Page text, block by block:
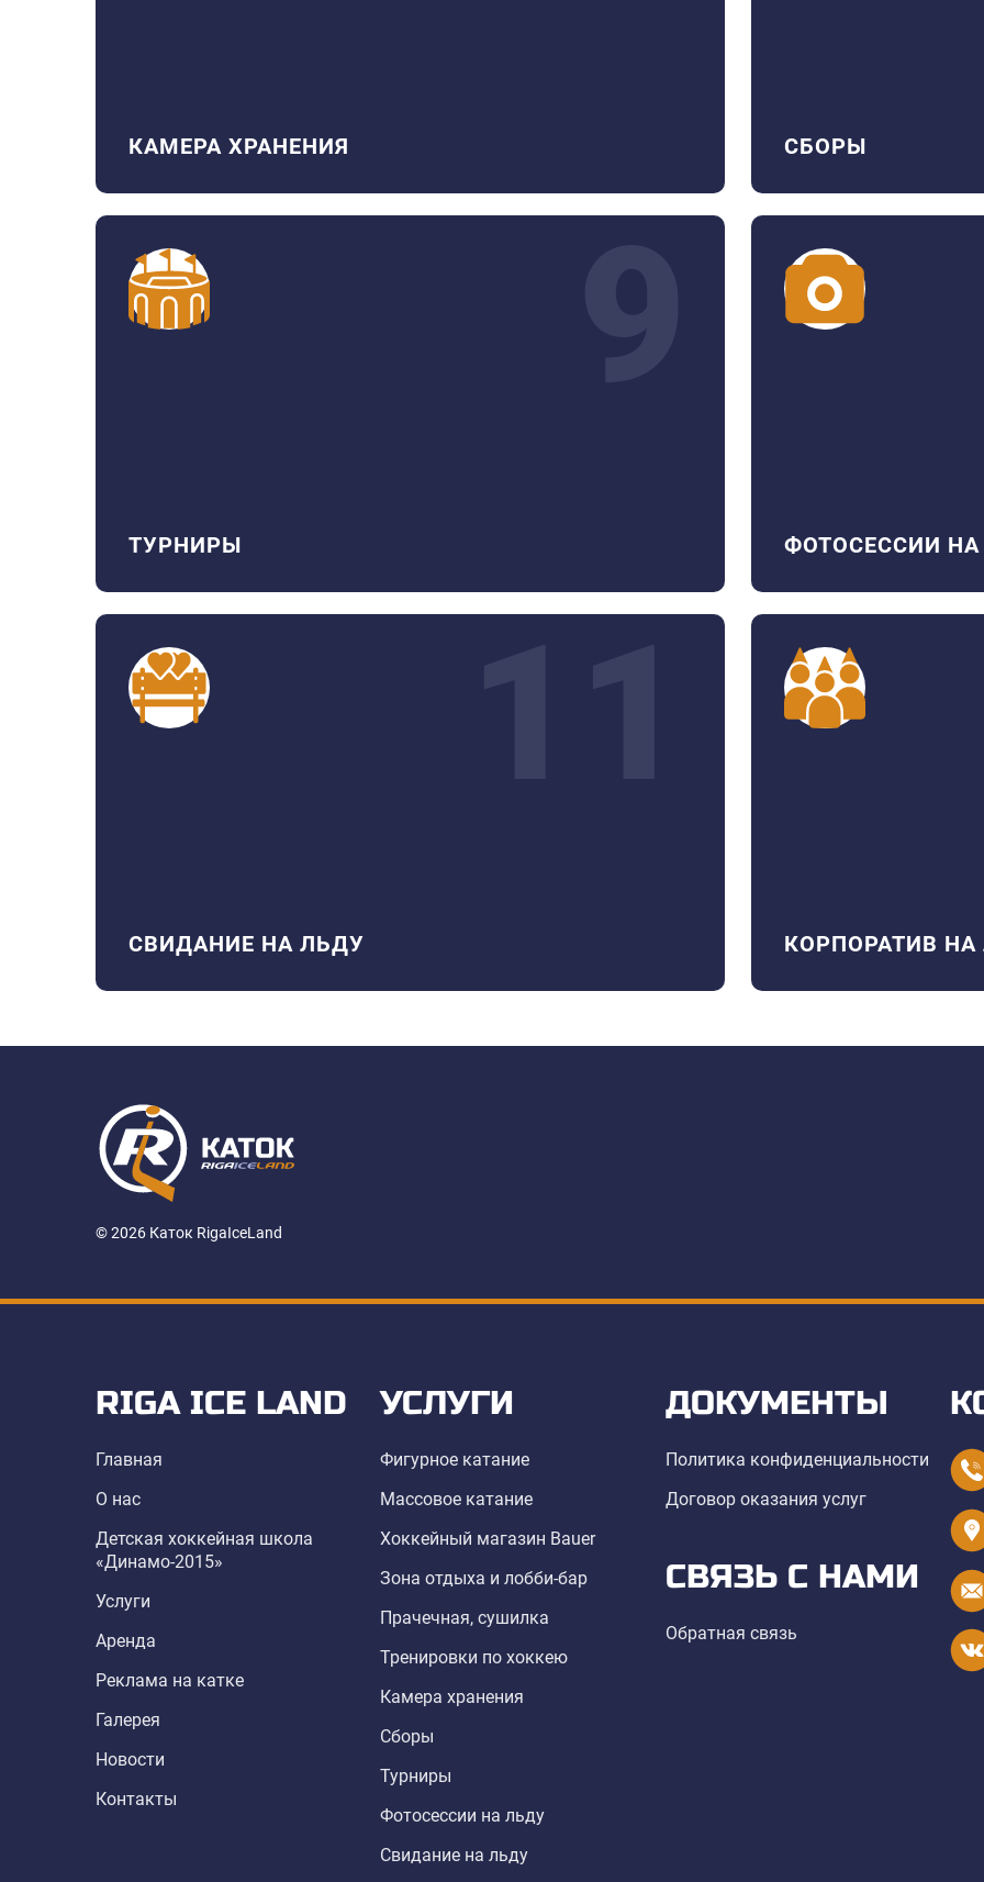
КАМЕРА ХРАНЕНИЯ СБОРЫ
ТУРНИРЫ ФОТОСЕССИИ
СВИДАНИЕ НА ЛЬДУ КОРПОРАТИВ НА
© 2026 Каток RigaIceLand
RIGA ICE LAND
Главная
О нас
Детская хоккейная школа
«Динамо-2015»
Услуги
Аренда
Реклама на катке
Галерея
Новости
Контакты
УСЛУГИ
Фигурное катание
Массовое катание
Хоккейный магазин Bauer
Зона отдыха и лобби-бар
Прачечная, сушилка
Тренировки по хоккею
Камера хранения
Сборы
Турниры
Фотосессии на льду
Свидание на льду
ДОКУМЕНТЫ
Политика конфиденциальности
Договор оказания услуг
СВЯЗЬ С НАМИ
Обратная связь